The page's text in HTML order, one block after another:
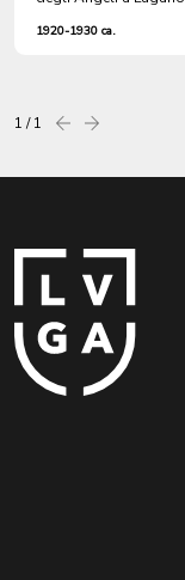
1920-1930 ca.
1 / 1 Precedentesuccessiva